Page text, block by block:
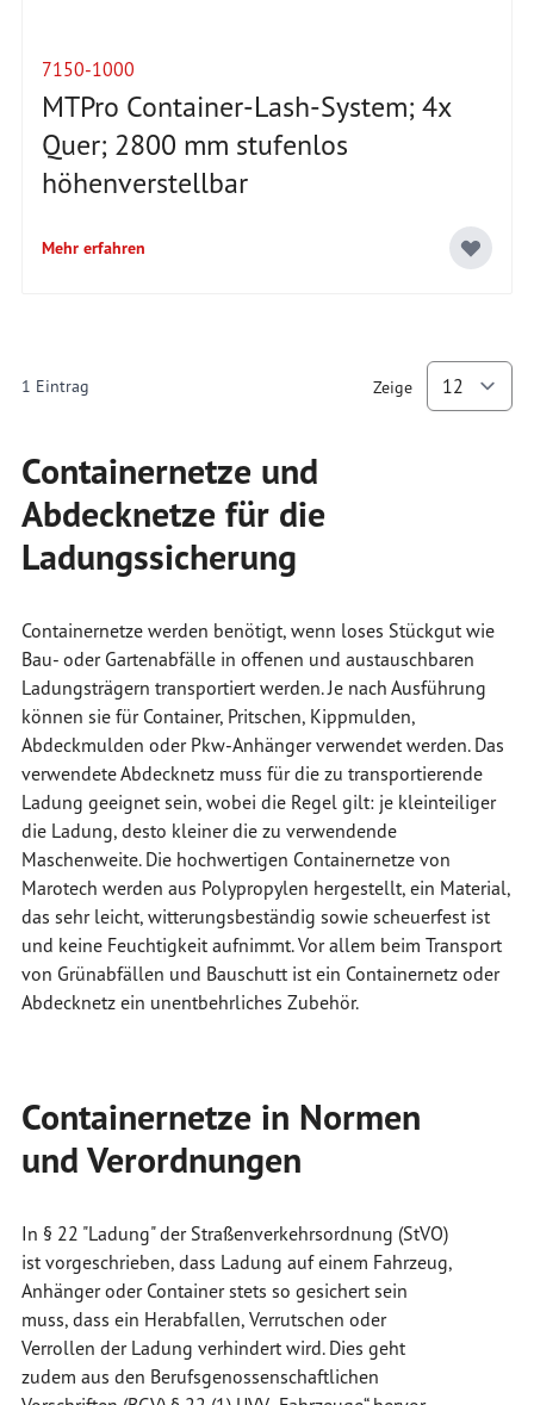
7150-1000
MTPro Container-Lash-System; 4x
Quer; 2800 mm stufenlos
höhenverstellbar
Mehr erfahren
1 Eintrag Zeige
Containernetze und
Abdecknetze für die
Ladungssicherung
Containernetze werden benötigt, wenn loses Stückgut wie
Bau- oder Gartenabfälle in offenen und austauschbaren
Ladungsträgern transportiert werden. Je nach Ausführung
können sie für Container, Pritschen, Kippmulden,
Abdeckmulden oder Pkw-Anhänger verwendet werden. Das
verwendete Abdecknetz muss für die zu transportierende
Ladung geeignet sein, wobei die Regel gilt: je kleinteiliger
die Ladung, desto kleiner die zu verwendende
Maschenweite. Die hochwertigen Containernetze von
Marotech werden aus Polypropylen hergestellt, ein Material,
das sehr leicht, witterungsbeständig sowie scheuerfest ist
und keine Feuchtigkeit aufnimmt. Vor allem beim Transport
von Grünabfällen und Bauschutt ist ein Containernetz oder
Abdecknetz ein unentbehrliches Zubehör.
Containernetze in Normen
und Verordnungen
In § 22 "Ladung" der Straßenverkehrsordnung (StVO)
ist vorgeschrieben, dass Ladung auf einem Fahrzeug,
Anhänger oder Container stets so gesichert sein
muss, dass ein Herabfallen, Verrutschen oder
Verrollen der Ladung verhindert wird. Dies geht
zudem aus den Berufsgenossenschaftlichen